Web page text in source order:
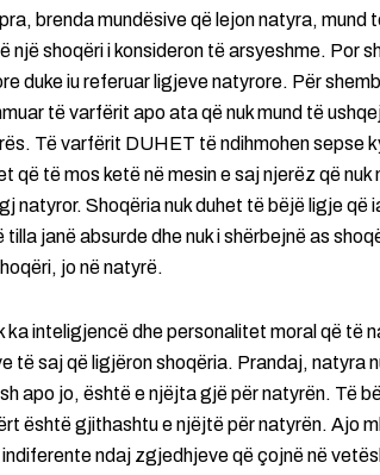
brenda mundësive që lejon natyra, mund
një shoqëri i konsideron të arsyeshme. Por
duke iu referuar ligjeve natyrore. Për
të varfërit apo ata që nuk mund të
Të varfërit DUHET të ndihmohen sepse
që të mos ketë në mesin e saj njerëz që nuk
natyror. Shoqëria nuk duhet të bëjë ligje që
janë absurde dhe nuk i shërbejnë as
jo në natyrë.
ka inteligjencë dhe personalitet moral që të
të saj që ligjëron shoqëria. Prandaj, natyra
apo jo, është e njëjta gjë për natyrën. Të
është gjithashtu e njëjtë për natyrën. Ajo
ndaj zgjedhjeve që çojnë në